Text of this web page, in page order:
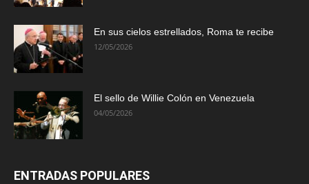
En sus cielos estrellados, Roma te recibe
12/05/2026
El sello de Willie Colón en Venezuela
04/05/2026
ENTRADAS POPULARES